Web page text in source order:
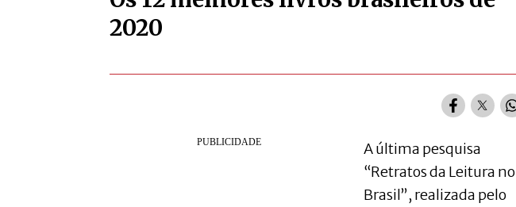
2020
A última pesquisa
“Retratos da Leitura no
Brasil”, realizada pelo